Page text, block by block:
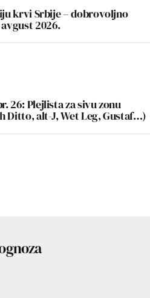
krvi Srbije – dobrovoljno
2026.
26: Plejlista za sivu zonu
Ditto, alt-J, Wet Leg, Gustaf…)